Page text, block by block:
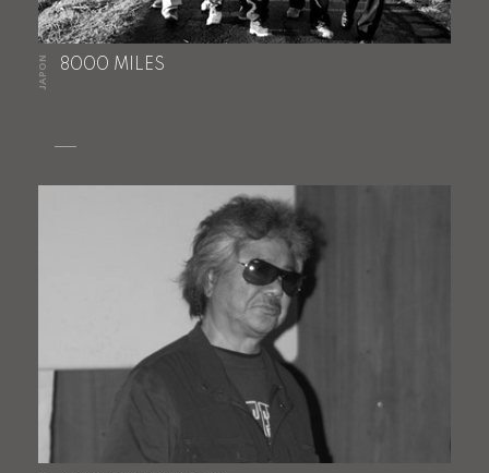
JAPON 8000 MILES